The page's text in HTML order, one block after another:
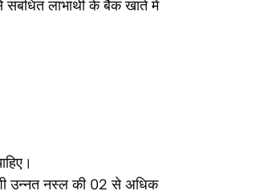
संबंधित लाभार्थी के बैंक खाते में
उन्नत नस्ल की 02 से अधिक